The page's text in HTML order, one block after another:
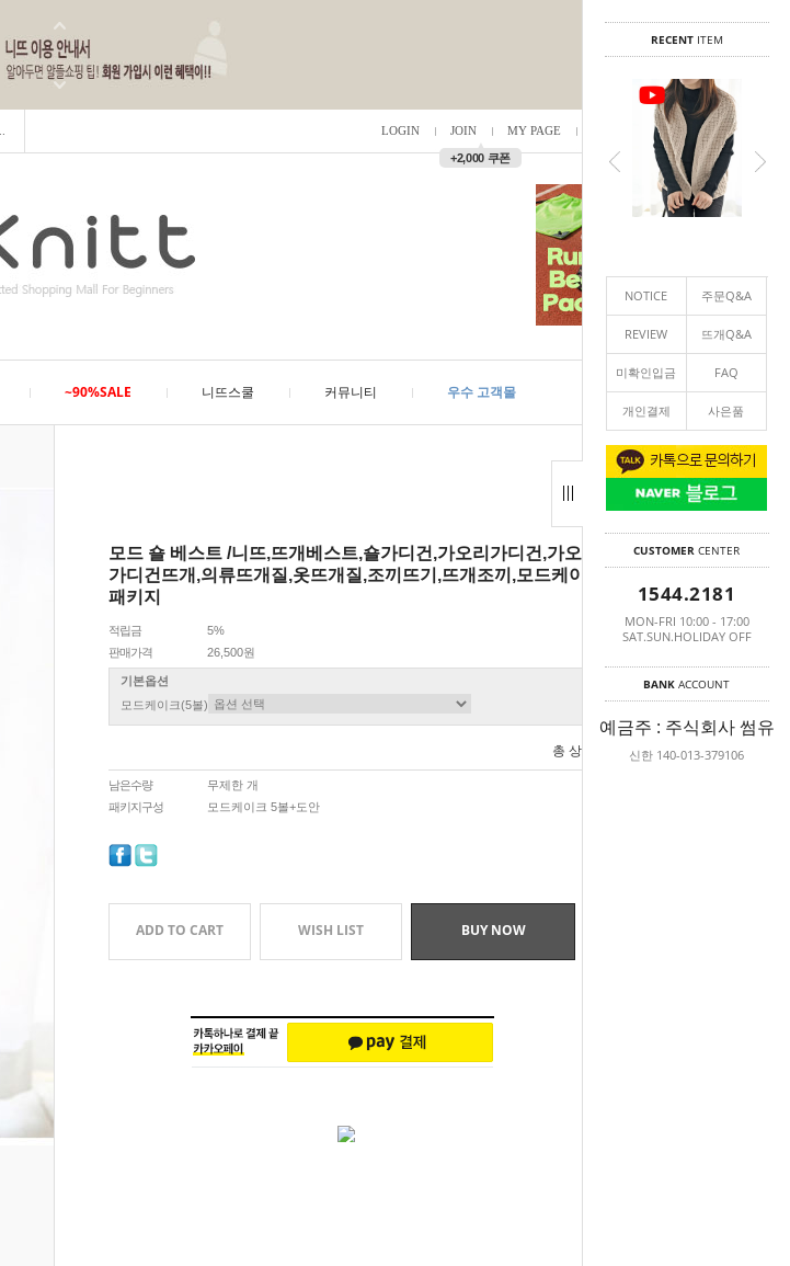
RECENTITEM
NOTICE 주문Q&A
REVIEW 뜨개Q&A
미확인입금 FAQ
개인결제 사은품
CUSTOMER CENTER
1544.2181
MON-FRI 10:00 - 17:00
SAT.SUN.HOLIDAY OFF
BANK ACCOUNT
예금주 : 주식회사 썸유
신한 140-013-379106
LOGIN JOIN
▲
+2,000 쿠폰
MY PAGE
~90%SALE 니뜨스쿨 커뮤니티 우수 고객몰
모드 숄 베스트 /니뜨,뜨개베스트,숄가디건,가오리가디건,가오리베스트,
가디건뜨개,의류뜨개질,옷뜨개질,조끼뜨기,뜨개조끼,모드케이크,겨울
패키지
적립금
5%
판매가격
26,500원
기본옵션
모드케이크(5볼)
총 상품 금액 0 원
남은수량
무제한 개
패키지구성
모드케이크 5볼+도안
ADD TO CART WISH LIST BUY NOW